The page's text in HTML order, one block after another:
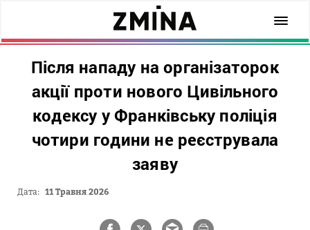
Після нападу на організаторок
акції проти нового Цивільного
кодексу у Франківську поліція
чотири години не реєструвала
заяву
Дата: 11 Травня 2026